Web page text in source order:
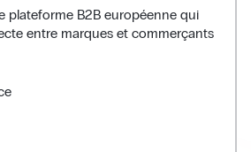
plateforme B2B européenne qui
entre marques et commerçants